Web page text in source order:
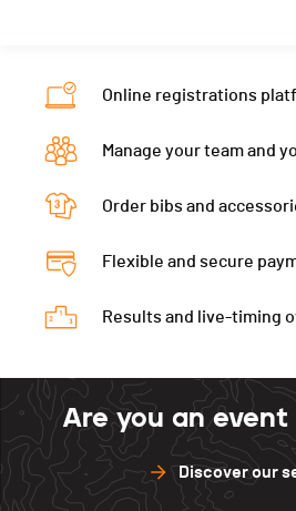
Online registrations
Manage your team and
Order bibs and
Flexible and secure
Results and live-timing
Are you an event
Discover our